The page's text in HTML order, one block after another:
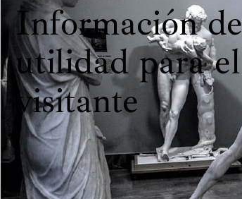
Información de
utilidad para el
visitante